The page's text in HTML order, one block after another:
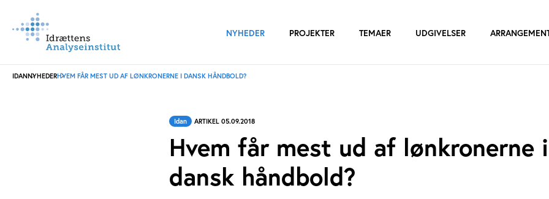
NYHEDER PROJEKTER TEMAER UDGIVELSER
IDANNYHEDERHVEM FÅR MEST UD AF LØNKRONERNE I DANSK HÅNDBOLD?
Idan ARTIKEL 05.09.2018
Hvem får mest ud af lønkronerne i
dansk håndbold?